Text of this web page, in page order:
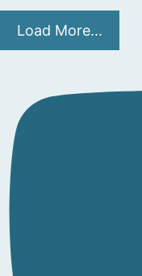
Load More...